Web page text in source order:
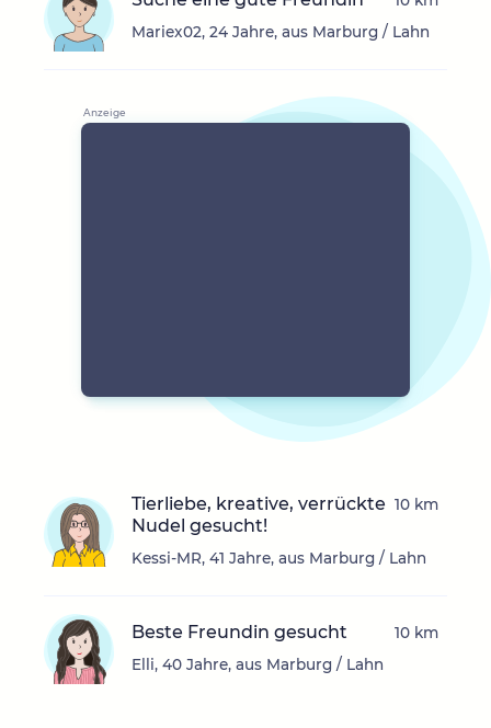
Mariex02, 24 Jahre, aus Marburg / Lahn
Tierliebe, kreative, verrückte
Nudel gesucht!
Kessi-MR, 41 Jahre, aus Marburg / Lahn
10 km
Beste Freundin gesucht
Elli, 40 Jahre, aus Marburg / Lahn
10 km